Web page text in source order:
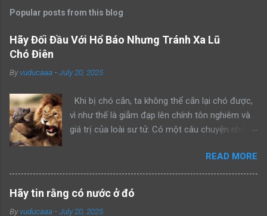
Popular posts from this blog
Hãy Đối Đầu Với Hổ Báo Nhưng Tránh Xa Lũ
Chó Điên
Byvuducaaa -July 20, 2025
Khi bị chó cắn, ta không thể cắn lại chó được,
vì như thế là giẫm đạp lên chính tôn nghiêm và
giá trị của loài sư tử. Có một câu chuyện nhỏ
nom lãnh địa, cả hai gặp một con sư tử đực
khác đang lang thang một mình. Sư tử bố bèn
bảo con: “Hãy nhìn bố đánh đuổi kẻ xâm phạm
lãnh thổ này đi như thế nào”. Rồi sư tử bố lao
READ MORE
Hãy tin rằng có nước ở đó
Byvuducaaa -July 20, 2025